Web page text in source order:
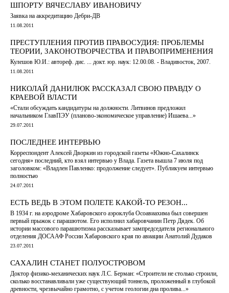
ШПОРТУ ВЯЧЕСЛАВУ ИВАНОВИЧУ
Заявка на аккредитацию Дебри-ДВ
11.08.2011
ПРЕСТУПЛЕНИЯ ПРОТИВ ПРАВОСУДИЯ: ПРОБЛЕМЫ
ТЕОРИИ, ЗАКОНОТВОРЧЕСТВА И ПРАВОПРИМЕНЕНИЯ
Кулешов Ю.И.: автореф. дис. ... докт. юр. наук: 12.00.08. - Владивосток, 2007.
11.08.2011
НИКОЛАЙ ДАНИЛЮК РАССКАЗАЛ СВОЮ ПРАВДУ О
КРАЕВОЙ ВЛАСТИ
«Стали обсуждать кандидатуры на должности. Литвинов предложил
начальником ГлавПЭУ (планово-экономическое управление) Ишаева...»
29.07.2011
ПОСЛЕДНЕЕ ИНТЕРВЬЮ
Корреспондент Алексей Дворкин из городской газеты «Южно-Сахалинск
сегодня» последний, кто взял интервью у Влада. Газета вышла 7 июля под
заголовком: «Владлен Павленко: продолжение следует». Публикуем интервью
полностью
24.07.2011
ЕСТЬ ВЕДЬ В ЭТОМ ПОЛЕТЕ КАКОЙ-ТО РЕЗОН...
В 1934 г. на аэродроме Хабаровского аэроклуба Осоавиахима был совершен
первый прыжок с парашютом. Его исполнил хабаровчанин Петр Дядек. Об
истории массового парашютизма рассказывает зампредседателя регионального
отделения ДОСААФ России Хабаровского края по авиации Анатолий Дудаков
23.07.2011
САХАЛИН СТАНЕТ ПОЛУОСТРОВОМ
Доктор физико-механических наук Л.С. Берман: «Строители не столько строили,
сколько восстанавливали уже существующий тоннель, проложенный в глубокой
древности, чрезвычайно грамотно, с учетом геологии дна пролива...»